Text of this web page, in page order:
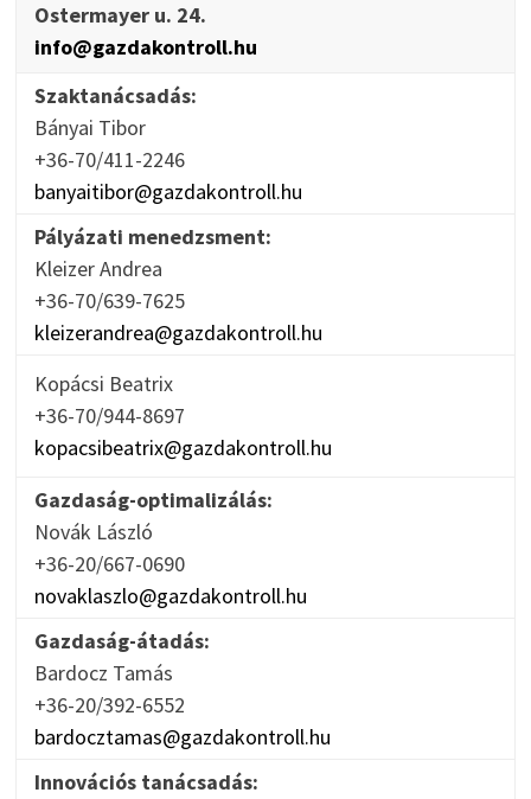
Ostermayer u. 24.
info@gazdakontroll.hu
Szaktanácsadás:
Bányai Tibor
+36-70/411-2246
banyaitibor@gazdakontroll.hu
Pályázati menedzsment:
Kleizer Andrea
+36-70/639-7625
kleizerandrea@gazdakontroll.hu
Kopácsi Beatrix
+36-70/944-8697
kopacsibeatrix@gazdakontroll.hu
Gazdaság-optimalizálás:
Novák László
+36-20/667-0690
novaklaszlo@gazdakontroll.hu
Gazdaság-átadás:
Bardocz Tamás
+36-20/392-6552
bardocztamas@gazdakontroll.hu
Innovációs tanácsadás: